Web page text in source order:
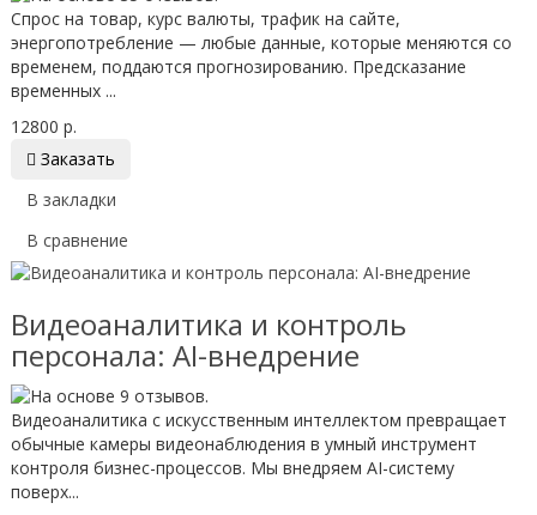
Спрос на товар, курс валюты, трафик на сайте,
энергопотребление — любые данные, которые меняются со
временем, поддаются прогнозированию. Предсказание
временных ...
12800 р.
 Заказать
В закладки
В сравнение
Видеоаналитика и контроль
персонала: AI-внедрение
Видеоаналитика с искусственным интеллектом превращает
обычные камеры видеонаблюдения в умный инструмент
контроля бизнес-процессов. Мы внедряем AI-систему
поверх...